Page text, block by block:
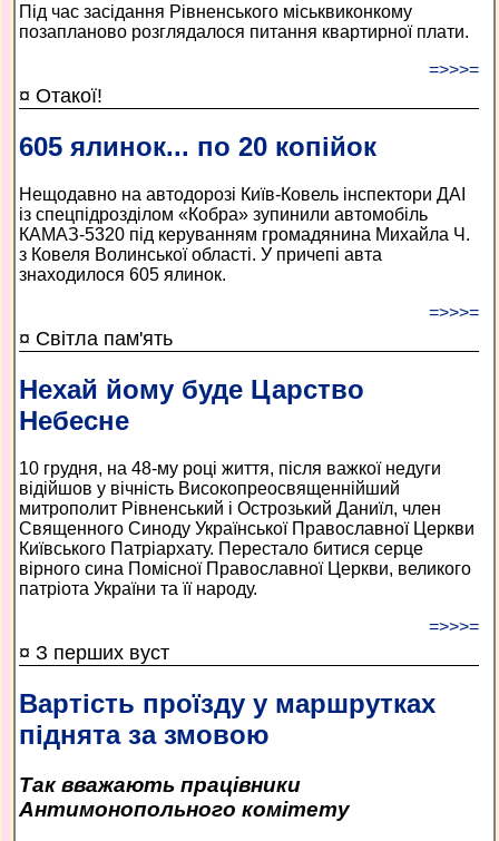
Під час засідання Рівненського міськвиконкому
позапланово розглядалося питання квартирної плати.
=>>>=
¤ Отакої!
605 ялинок... по 20 копійок
Нещодавно на автодорозі Київ-Ковель інспектори ДАІ
із спецпідрозділом «Кобра» зупинили автомобіль
КАМАЗ-5320 під керуванням громадянина Михайла Ч.
з Ковеля Волинської області. У причепі авта
знаходилося 605 ялинок.
=>>>=
¤ Світла пам'ять
Нехай йому буде Царство
Небесне
10 грудня, на 48-му році життя, після важкої недуги
відійшов у вічність Високопреосвященнійший
митрополит Рівненський і Острозький Даниїл, член
Священного Синоду Української Православної Церкви
Київського Патріархату. Перестало битися серце
вірного сина Помісної Православної Церкви, великого
патріота України та її народу.
=>>>=
¤ З перших вуст
Вартість проїзду у маршрутках
піднята за змовою
Так вважають працівники
Антимонопольного комітету